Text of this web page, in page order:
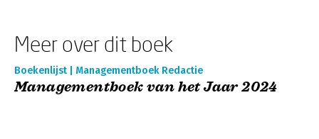
Meer over dit boek
Boekenlijst | Managementboek Redactie
Managementboek van het Jaar 2024